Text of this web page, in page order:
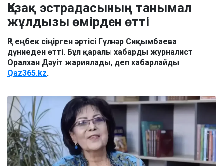
News
Қазақ эстрадасының танымал
жұлдызы өмірден өтті
ҚР еңбек сіңірген әртісі Гүлнәр Сиқымбаева
дүниеден өтті. Бұл қаралы хабарды журналист
Оралхан Дәуіт жариялады, деп хабарлайды
Qaz365.kz.